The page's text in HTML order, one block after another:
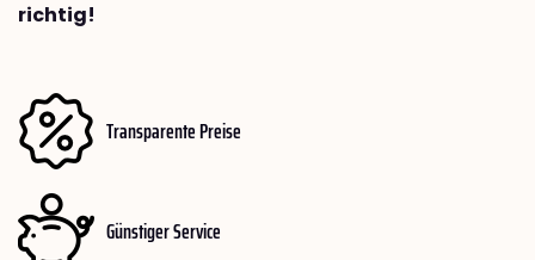
richtig!
Transparente Preise
Günstiger Service